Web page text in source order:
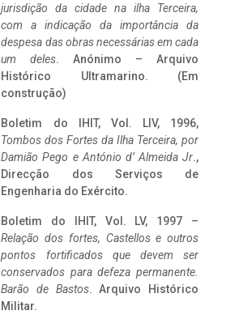
jurisdição da cidade na ilha Terceira,
com a indicação da importância da
despesa das obras necessárias em cada
um deles. Anónimo – Arquivo
Histórico Ultramarino. (Em
construção)
Boletim do IHIT, Vol. LIV, 1996,
Tombos dos Fortes da Ilha Terceira, por
Damião Pego e António d’ Almeida Jr.,
Direcção dos Serviços de
Engenharia do Exército.
Boletim do IHIT, Vol. LV, 1997 –
Relação dos fortes, Castellos e outros
pontos fortificados que devem ser
conservados para defeza permanente.
Barão de Bastos. Arquivo Histórico
Militar.